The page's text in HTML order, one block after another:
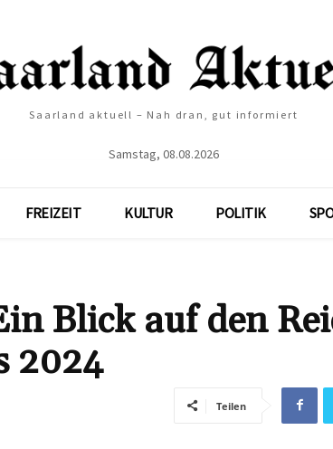
Saarland aktuell – Nah dran, gut informiert
Samstag, 08.08.2026
FREIZEIT KULTUR POLITIK
Blick auf den
2024
Teilen